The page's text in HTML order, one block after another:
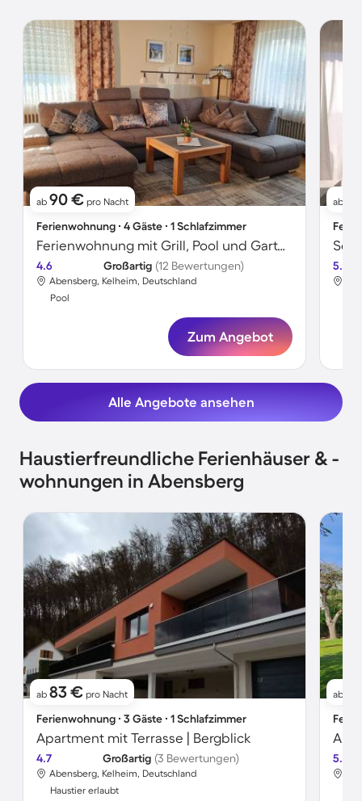
ab 90 € pro Nacht
Ferienwohnung ∙ 4 Gäste ∙ 1 Schlafzimmer
Ferienwohnung mit Grill, Pool und Garten | Ideal für Homeoffice
4.6 Großartig (12 Bewertungen)
Abensberg, Kelheim, Deutschland
Pool
Zum Angebot
ab
5.0
Alle Angebote ansehen
Haustierfreundliche Ferienhäuser & -
wohnungen in Abensberg
ab 83 € pro Nacht
Ferienwohnung ∙ 3 Gäste ∙ 1 Schlafzimmer
Apartment mit Terrasse | Bergblick
4.7 Großartig (3 Bewertungen)
Abensberg, Kelheim, Deutschland
Haustier erlaubt
ab
5.0